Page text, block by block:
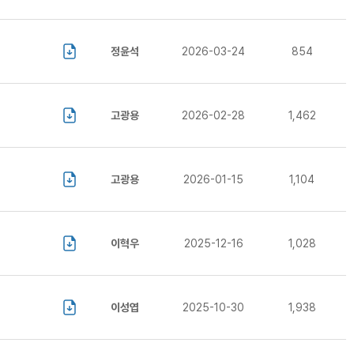
정윤석 2026-03-24 854
고광용 2026-02-28 1,462
고광용 2026-01-15 1,104
이혁우 2025-12-16 1,028
이성엽 2025-10-30 1,938